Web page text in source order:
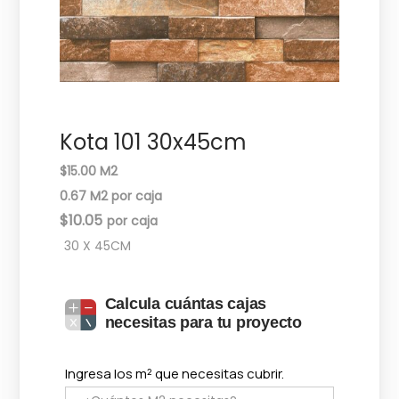
c
i
ó
d
o
Kota 101 30x45cm
$15.00 M2
0.67 M2 por caja
$10.05
30 X 45CM
Calcula cuántas cajas
necesitas para tu proyecto
Ingresa los m² que necesitas cubrir.